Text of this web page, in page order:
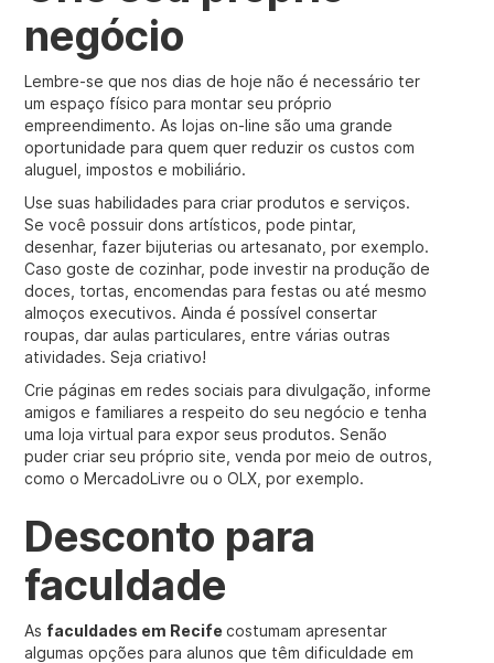
negócio
Lembre-se que nos dias de hoje não é necessário ter
um espaço físico para montar seu próprio
empreendimento. As lojas on-line são uma grande
oportunidade para quem quer reduzir os custos com
aluguel, impostos e mobiliário.
Use suas habilidades para criar produtos e serviços.
Se você possuir dons artísticos, pode pintar,
desenhar, fazer bijuterias ou artesanato, por exemplo.
Caso goste de cozinhar, pode investir na produção de
doces, tortas, encomendas para festas ou até mesmo
almoços executivos. Ainda é possível consertar
roupas, dar aulas particulares, entre várias outras
atividades. Seja criativo!
Crie páginas em redes sociais para divulgação, informe
amigos e familiares a respeito do seu negócio e tenha
uma loja virtual para expor seus produtos. Senão
puder criar seu próprio site, venda por meio de outros,
como o MercadoLivre ou o OLX, por exemplo.
Desconto para
faculdade
As faculdades em Recifecostumam apresentar
algumas opções para alunos que têm dificuldade em